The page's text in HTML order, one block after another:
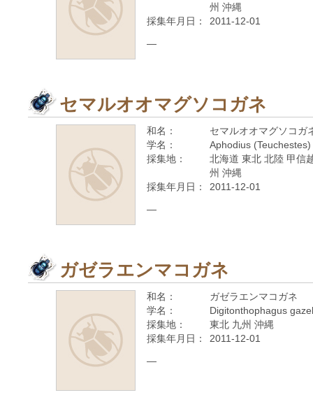
州 沖縄
採集年月日：
2011-12-01
—
セマルオオマグソコガネ
和名：
セマルオオマグソコガ
学名：
Aphodius
採集地：
北海道 東北 北陸 甲信
州 沖縄
採集年月日：
2011-12-01
—
ガゼラエンマコガネ
和名：
ガゼラエンマコガネ
学名：
Digitonthophagus
採集地：
東北 九州 沖縄
採集年月日：
2011-12-01
—